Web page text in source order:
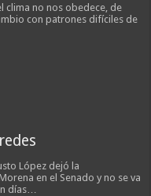
clima no nos obedece, de
con patrones difíciles de
López dejó la
en el Senado y no se va
días…